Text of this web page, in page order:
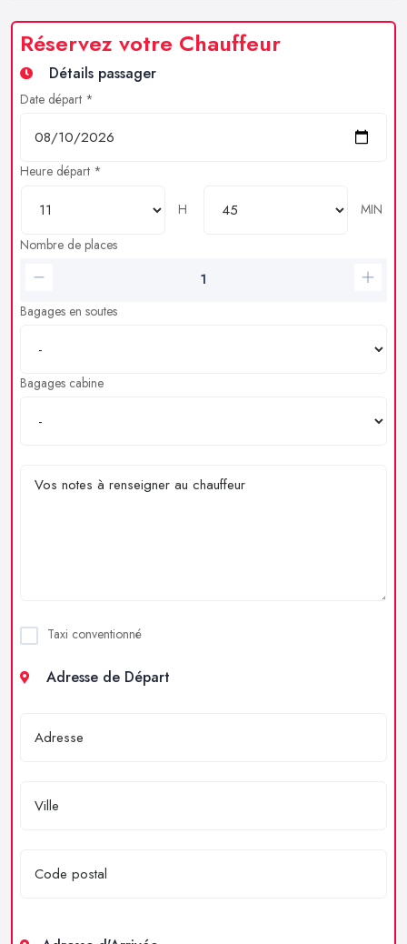
Réservez votre Chauffeur
Détails passager
Date départ *
Heure départ *
H
MIN
Nombre de places
Bagages en soutes
Bagages cabine
Taxi conventionné
Adresse de Départ